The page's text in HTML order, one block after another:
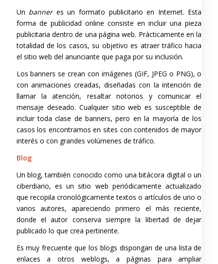
Un banneres un formato publicitario en Internet. Esta
forma de publicidad online consiste en incluir una pieza
publicitaria dentro de una página web. Prácticamente en la
totalidad de los casos, su objetivo es atraer tráfico hacia
el sitio web del anunciante que paga por su inclusión.
Los banners se crean con imágenes (GIF, JPEG o PNG), o
con animaciones creadas, diseñadas con la intención de
llamar la atención, resaltar notorios y comunicar el
mensaje deseado. Cualquier sitio web es susceptible de
incluir toda clase de banners, pero en la mayoría de los
casos los encontramos en sites con contenidos de mayor
interés o con grandes volúmenes de tráfico.
Blog
Un blog, también conocido como una bitácora digital o un
ciberdiario, es un sitio web periódicamente actualizado
que recopila cronológicamente textos o artículos de uno o
varios autores, apareciendo primero el más reciente,
donde el autor conserva siempre la libertad de dejar
publicado lo que crea pertinente.
Es muy frecuente que los blogs dispongan de una lista de
enlaces a otros weblogs, a páginas para ampliar